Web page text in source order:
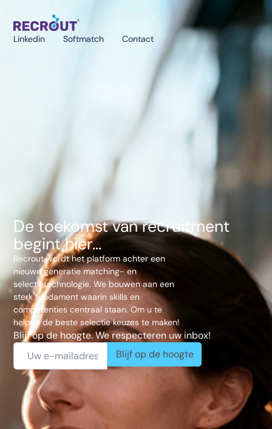
Linkedin Softmatch Contact
De toekomst van recruitment
begint hier...
Recrout wordt het platform achter een
nieuwe generatie matching- en
selectietechnologie. We bouwen aan een
sterk fundament waarin skills en
competenties centraal staan. Om u te
helpen de beste selectie keuzes te maken!
Blijf op de hoogte. We respecteren uw inbox!
Blijf op de hoogte